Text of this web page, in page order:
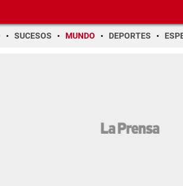
SUCESOS MUNDO DEPORTES